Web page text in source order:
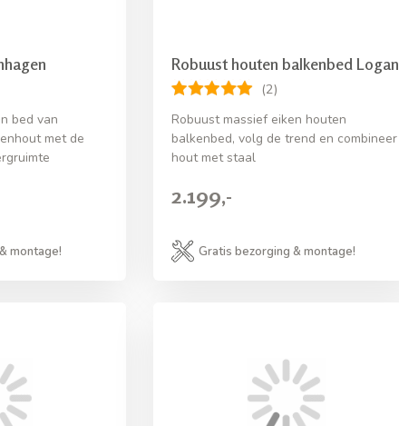
bed van
met de
montage!
Robuust houten balkenbed Logan
(2)
Robuust massief eiken houten
balkenbed, volg de trend en combineer
hout met staal
2.199,-
Gratis bezorging & montage!